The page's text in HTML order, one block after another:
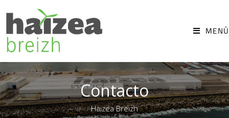
MENÚ
Contacto
Haizea Breizh